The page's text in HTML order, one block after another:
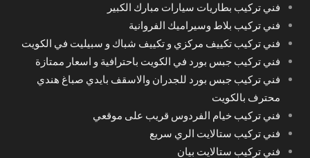
فني تركيب بطاريات سيارات مبارك الكبير
فني تركيب بلاط وسيراميك الفروانية
فني تركيب تكييف مركزي و تكييف شباك و سبيليت في الكويت
فني تركيب جبس بورد في الكويت باحترافية و اسعار ممتازة
فني تركيب جبس بورد للجدران والاسقف بايدي صباغ هندي
محترف بالكويت
فني تركيب خيام الفردوس قريب على موقعي
فني تركيب ستالايت الري سريع
فني تركيب ستالايت بيان